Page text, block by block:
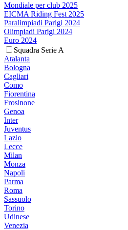
Mondiale per club 2025
EICMA Riding Fest 2025
Paralimpiadi Parigi 2024
Olimpiadi Parigi 2024
Euro 2024
Squadra Serie A
Atalanta
Bologna
Cagliari
Como
Fiorentina
Frosinone
Genoa
Inter
Juventus
Lazio
Lecce
Milan
Monza
Napoli
Parma
Roma
Sassuolo
Torino
Udinese
Venezia